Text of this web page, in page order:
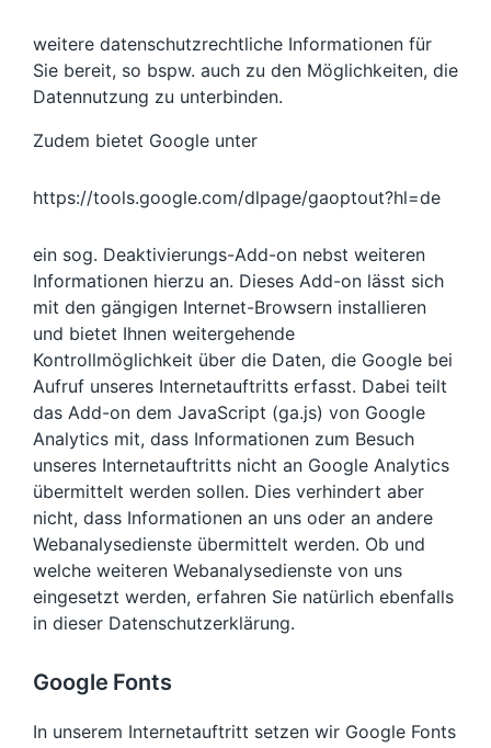
weitere datenschutzrechtliche Informationen für
Sie bereit, so bspw. auch zu den Möglichkeiten, die
Datennutzung zu unterbinden.
Zudem bietet Google unter
https://tools.google.com/dlpage/gaoptout?hl=de
ein sog. Deaktivierungs-Add-on nebst weiteren
Informationen hierzu an. Dieses Add-on lässt sich
mit den gängigen Internet-Browsern installieren
und bietet Ihnen weitergehende
Kontrollmöglichkeit über die Daten, die Google bei
Aufruf unseres Internetauftritts erfasst. Dabei teilt
das Add-on dem JavaScript (ga.js) von Google
Analytics mit, dass Informationen zum Besuch
unseres Internetauftritts nicht an Google Analytics
übermittelt werden sollen. Dies verhindert aber
nicht, dass Informationen an uns oder an andere
Webanalysedienste übermittelt werden. Ob und
welche weiteren Webanalysedienste von uns
eingesetzt werden, erfahren Sie natürlich ebenfalls
in dieser Datenschutzerklärung.
Google Fonts
In unserem Internetauftritt setzen wir Google Fonts